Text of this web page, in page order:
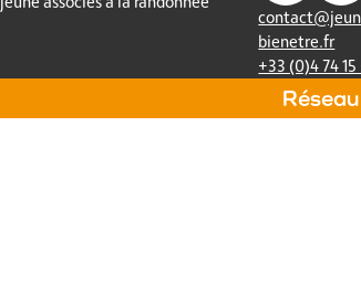
bienetre.fr
+33 (0)4 74 15